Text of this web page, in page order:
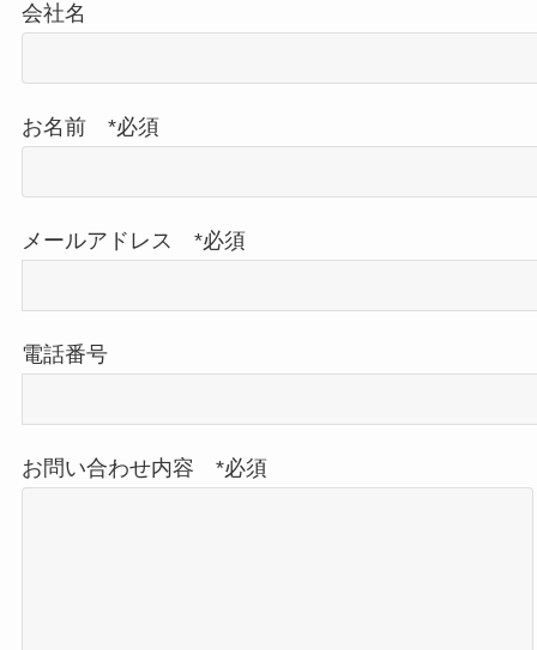
会社名
お名前 *必須
メールアドレス *必須
電話番号
お問い合わせ内容 *必須